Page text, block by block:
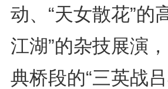
动、“天女散花”的
江湖”的杂技展演
典桥段的“三英战